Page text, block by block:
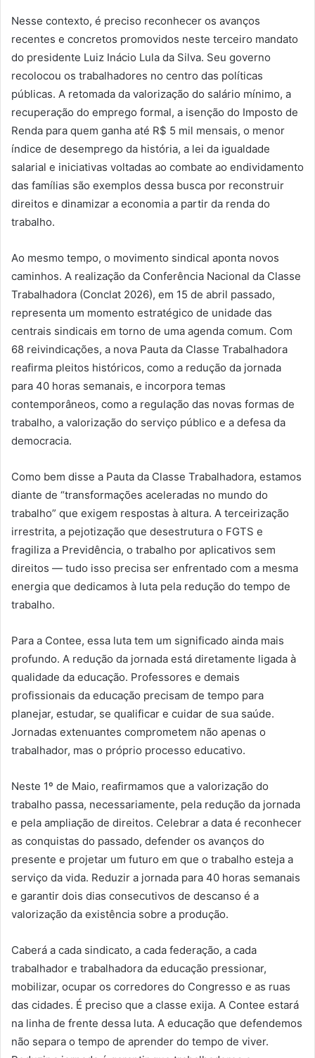
Nesse contexto, é preciso reconhecer os avanços
recentes e concretos promovidos neste terceiro mandato
do presidente Luiz Inácio Lula da Silva. Seu governo
recolocou os trabalhadores no centro das políticas
públicas. A retomada da valorização do salário mínimo, a
recuperação do emprego formal, a isenção do Imposto de
Renda para quem ganha até R$ 5 mil mensais, o menor
índice de desemprego da história, a lei da igualdade
salarial e iniciativas voltadas ao combate ao endividamento
das famílias são exemplos dessa busca por reconstruir
direitos e dinamizar a economia a partir da renda do
trabalho.
Ao mesmo tempo, o movimento sindical aponta novos
caminhos. A realização da Conferência Nacional da Classe
Trabalhadora (Conclat 2026), em 15 de abril passado,
representa um momento estratégico de unidade das
centrais sindicais em torno de uma agenda comum. Com
68 reivindicações, a nova Pauta da Classe Trabalhadora
reafirma pleitos históricos, como a redução da jornada
para 40 horas semanais, e incorpora temas
contemporâneos, como a regulação das novas formas de
trabalho, a valorização do serviço público e a defesa da
democracia.
Como bem disse a Pauta da Classe Trabalhadora, estamos
diante de “transformações aceleradas no mundo do
trabalho” que exigem respostas à altura. A terceirização
irrestrita, a pejotização que desestrutura o FGTS e
fragiliza a Previdência, o trabalho por aplicativos sem
direitos — tudo isso precisa ser enfrentado com a mesma
energia que dedicamos à luta pela redução do tempo de
trabalho.
Para a Contee, essa luta tem um significado ainda mais
profundo. A redução da jornada está diretamente ligada à
qualidade da educação. Professores e demais
profissionais da educação precisam de tempo para
planejar, estudar, se qualificar e cuidar de sua saúde.
Jornadas extenuantes comprometem não apenas o
trabalhador, mas o próprio processo educativo.
Neste 1º de Maio, reafirmamos que a valorização do
trabalho passa, necessariamente, pela redução da jornada
e pela ampliação de direitos. Celebrar a data é reconhecer
as conquistas do passado, defender os avanços do
presente e projetar um futuro em que o trabalho esteja a
serviço da vida. Reduzir a jornada para 40 horas semanais
e garantir dois dias consecutivos de descanso é a
valorização da existência sobre a produção.
Caberá a cada sindicato, a cada federação, a cada
trabalhador e trabalhadora da educação pressionar,
mobilizar, ocupar os corredores do Congresso e as ruas
das cidades. É preciso que a classe exija. A Contee estará
na linha de frente dessa luta. A educação que defendemos
não separa o tempo de aprender do tempo de viver.